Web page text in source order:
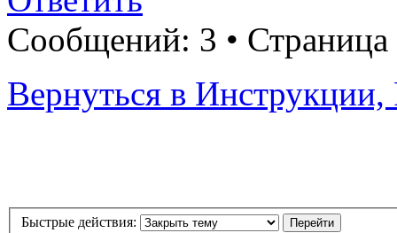
Сообщений: 3 • Страница
Вернуться в Инструкции,
Быстрые действия: